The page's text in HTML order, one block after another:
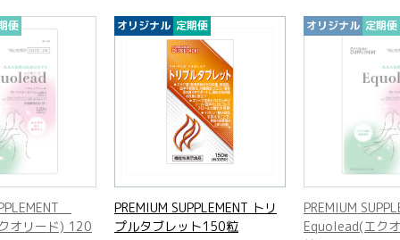
便
オリード) 120
オリジナル 定期便
PREMIUM SUPPLEMENT トリ
プルタブレット150粒
オリジナル 定期便
PREMIUM
Equolead(エク